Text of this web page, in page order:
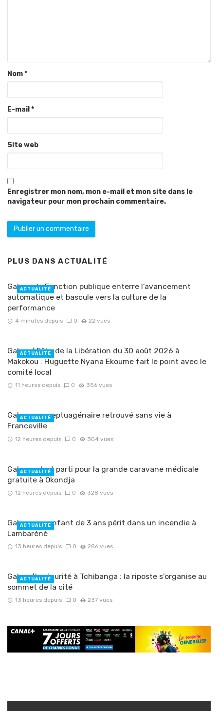
Nom*
E-mail *
Site web
Enregistrer mon nom, mon e-mail et mon site dans le
navigateur pour mon prochain commentaire.
PLUS DANSACTUALITÉ
Gabon : la Fonction publique enterre l’avancement
automatique et bascule vers la culture de la
performance
4 minutes depuis 0 22 vues
ACTUALITÉ
Gabon/ Fête de la Libération du 30 août 2026 à
Makokou : Huguette Nyana Ekoume fait le point avec le
comité local
11 heures depuis 0 356 vues
ACTUALITÉ
Gabon : un septuagénaire retrouvé sans vie à
Franceville
12 heures depuis 0 304 vues
ACTUALITÉ
Gabon : c’est parti pour la grande caravane médicale
gratuite à Okondja
12 heures depuis 0 328 vues
ACTUALITÉ
Gabon : un enfant de 3 ans périt dans un incendie à
Lambaréné
13 heures depuis 0 286 vues
ACTUALITÉ
Gabon/Insécurité à Tchibanga : la riposte s’organise au
sommet de la cité
13 heures depuis 0 237 vues
ACTUALITÉ